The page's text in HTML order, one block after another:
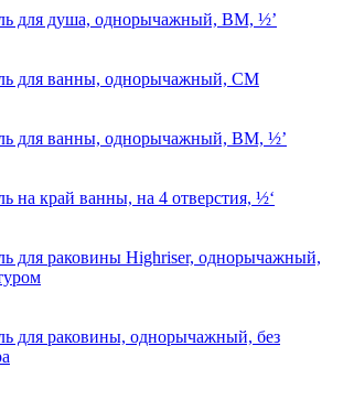
для душа, однорычажный, ВМ, ½’
для ванны, однорычажный, СМ
для ванны, однорычажный, ВМ, ½’
на край ванны, на 4 отверстия, ½‘
для раковины Highriser, однорычажный,
для раковины, однорычажный, без